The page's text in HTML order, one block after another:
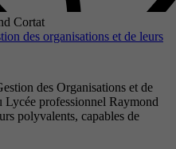
Cortat
des organisations et de leurs
des Organisations et de
professionnel Raymond
polyvalents, capables de